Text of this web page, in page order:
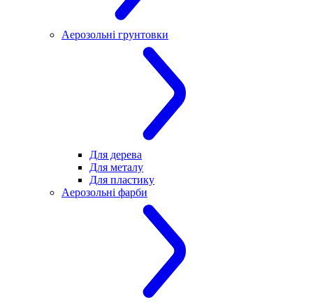
Аерозольні грунтовки
Для дерева
Для металу
Для пластику
Аерозольні фарби